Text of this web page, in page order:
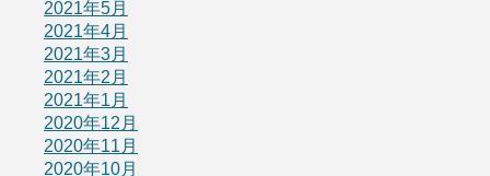
2021年5月
2021年4月
2021年3月
2021年2月
2021年1月
2020年12月
2020年11月
2020年10月